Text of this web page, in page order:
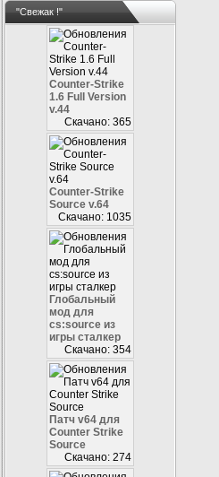
"Свежак !"
Counter-Strike
1.6 Full Version
v.44
Скачано: 365
Counter-Strike
Source v.64
Скачано: 1035
Глобальный
мод для
cs:source из
игры сталкер
Скачано: 354
Патч v64 для
Counter Strike
Source
Скачано: 274